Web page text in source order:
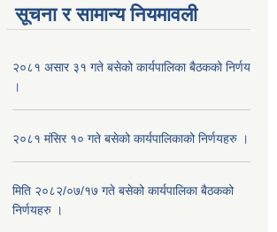
सूचना र सामान्य नियमावली
२०८१ असार ३१ गते बसेको कार्यपालिका बैठकको निर्णय
।
२०८१ मंसिर १० गते बसेको कार्यपालिकाको निर्णयहरु ।
मिति २०८२/०७/१७ गते बसेको कार्यपालिका बैठकको
निर्णयहरु ।